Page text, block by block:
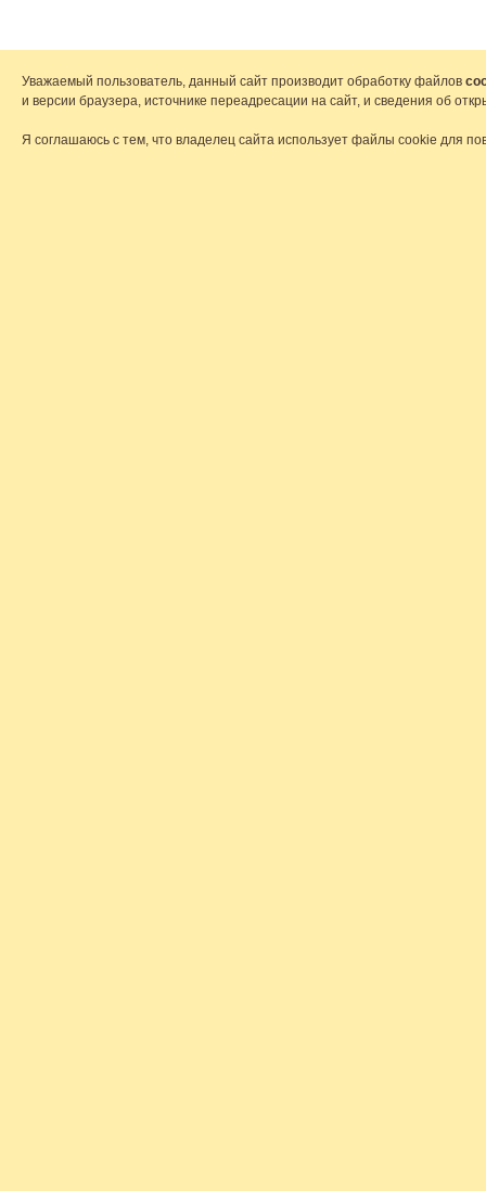
Уважаемый пользователь, данный сайт производит обработку файлов
и версии браузера, источнике переадресации на сайт, и сведения об
Я соглашаюсь с тем, что владелец сайта использует файлы cookie для